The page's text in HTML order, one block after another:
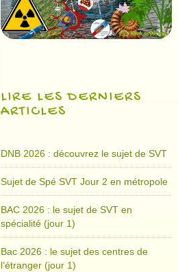
LIRE LES DERNIERS
ARTICLES
DNB 2026 : découvrez le sujet de SVT
Sujet de Spé SVT Jour 2 en métropole
BAC 2026 : le sujet de SVT en
spécialité (jour 1)
Bac 2026 : le sujet des centres de
l’étranger (jour 1)